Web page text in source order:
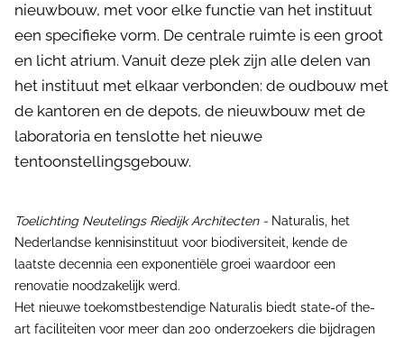
nieuwbouw, met voor elke functie van het instituut
een specifieke vorm. De centrale ruimte is een groot
en licht atrium. Vanuit deze plek zijn alle delen van
het instituut met elkaar verbonden: de oudbouw met
de kantoren en de depots, de nieuwbouw met de
laboratoria en tenslotte het nieuwe
tentoonstellingsgebouw.
Toelichting Neutelings Riedijk Architecten - Naturalis, het
Nederlandse kennisinstituut voor biodiversiteit, kende de
laatste decennia een exponentiële groei waardoor een
renovatie noodzakelijk werd.
Het nieuwe toekomstbestendige Naturalis biedt state-of the-
art faciliteiten voor meer dan 200 onderzoekers die bijdragen